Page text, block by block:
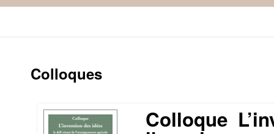
Colloques
Colloque